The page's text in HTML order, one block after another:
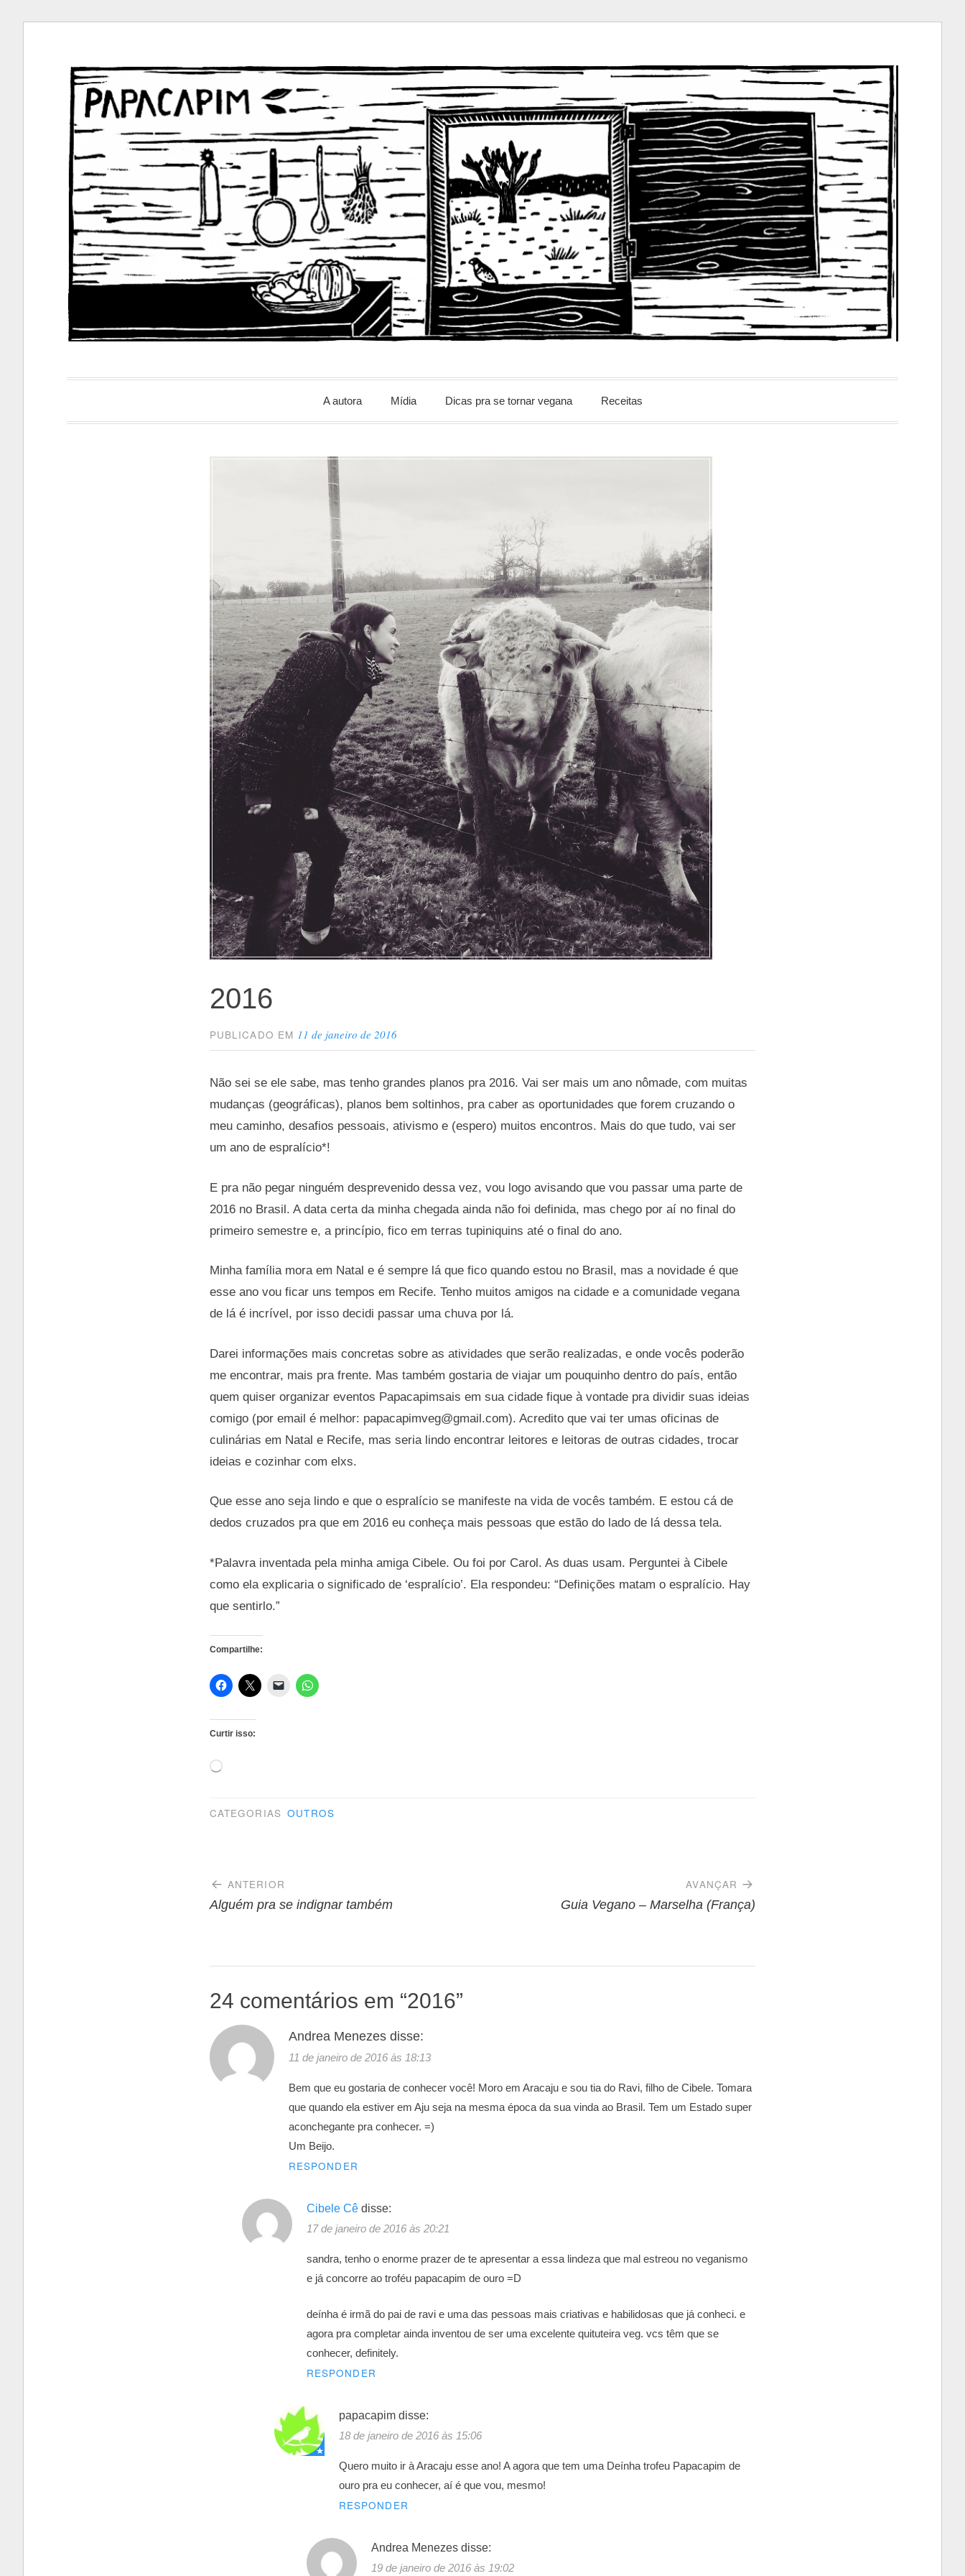
conteúdo
PapacapimA autora Mídia Dicas pra se tornar vegana Receitas
2016
PUBLICADO EM 11 de janeiro de 2016
Não sei se ele sabe, mas tenho grandes planos pra 2016. Vai ser mais um ano nômade, com muitas
mudanças (geográficas), planos bem soltinhos, pra caber as oportunidades que forem cruzando o
meu caminho, desafios pessoais, ativismo e (espero) muitos encontros. Mais do que tudo, vai ser
um ano de espralício*!
E pra não pegar ninguém desprevenido dessa vez, vou logo avisando que vou passar uma parte de
2016 no Brasil. A data certa da minha chegada ainda não foi definida, mas chego por aí no final do
primeiro semestre e, a princípio, fico em terras tupiniquins até o final do ano.
Minha família mora em Natal e é sempre lá que fico quando estou no Brasil, mas a novidade é que
esse ano vou ficar uns tempos em Recife. Tenho muitos amigos na cidade e a comunidade vegana
de lá é incrível, por isso decidi passar uma chuva por lá.
Darei informações mais concretas sobre as atividades que serão realizadas, e onde vocês poderão
me encontrar, mais pra frente. Mas também gostaria de viajar um pouquinho dentro do país, então
quem quiser organizar eventos Papacapimsais em sua cidade fique à vontade pra dividir suas ideias
comigo (por email é melhor: papacapimveg@gmail.com). Acredito que vai ter umas oficinas de
culinárias em Natal e Recife, mas seria lindo encontrar leitores e leitoras de outras cidades, trocar
ideias e cozinhar com elxs.
Que esse ano seja lindo e que o espralício se manifeste na vida de vocês também. E estou cá de
dedos cruzados pra que em 2016 eu conheça mais pessoas que estão do lado de lá dessa tela.
*Palavra inventada pela minha amiga Cibele. Ou foi por Carol. As duas usam. Perguntei à Cibele
como ela explicaria o significado de ‘espralício’. Ela respondeu: “Definições matam o espralício. Hay
que sentirlo.”
Compartilhe:
Curtir isso:
Carregando...
CATEGORIAS OUTROS
Navegação
de
ANTERIOR
Alguém pra se indignar também
AVANÇAR
Guia Vegano – Marselha (França)
24 comentários em “2016”
Andrea Menezes disse:
11 de janeiro de 2016 às 18:13
Bem que eu gostaria de conhecer você! Moro em Aracaju e sou tia do Ravi, filho de Cibele. Tomara
que quando ela estiver em Aju seja na mesma época da sua vinda ao Brasil. Tem um Estado super
aconchegante pra conhecer. =)
Um Beijo.
RESPONDER
Cibele Cê disse:
17 de janeiro de 2016 às 20:21
sandra, tenho o enorme prazer de te apresentar a essa lindeza que mal estreou no veganismo
e já concorre ao troféu papacapim de ouro =D
deínha é irmã do pai de ravi e uma das pessoas mais criativas e habilidosas que já conheci. e
agora pra completar ainda inventou de ser uma excelente quituteira veg. vcs têm que se
conhecer, definitely.
RESPONDER
papacapim disse:
18 de janeiro de 2016 às 15:06
Quero muito ir à Aracaju esse ano! A agora que tem uma Deínha trofeu Papacapim de
ouro pra eu conhecer, aí é que vou, mesmo!
RESPONDER
Andrea Menezes disse:
19 de janeiro de 2016 às 19:02